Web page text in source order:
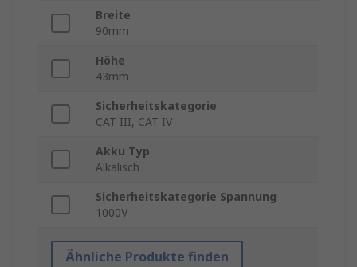
Breite
90mm
Höhe
43mm
Sicherheitskategorie
CAT III, CAT IV
Akku Typ
Alkalisch
Sicherheitskategorie Spannung
1000V
Ähnliche Produkte finden